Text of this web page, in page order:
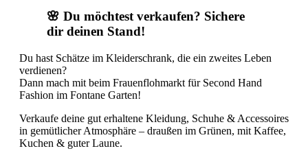
🌸 Du möchtest verkaufen? Sichere
dir deinen Stand!
Du hast Schätze im Kleiderschrank, die ein zweites Leben
verdienen?
Dann mach mit beim Frauenflohmarkt für Second Hand
Fashion im Fontane Garten!
Verkaufe deine gut erhaltene Kleidung, Schuhe & Accessoires
in gemütlicher Atmosphäre – draußen im Grünen, mit Kaffee,
Kuchen & guter Laune.